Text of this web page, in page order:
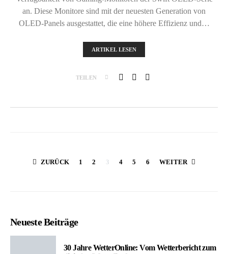
an. Diese Monitore sind mit der neuesten Generation von
OLED-Panels ausgestattet, die eine höhere Effizienz und…
ARTIKEL LESEN
TEILEN
ZURÜCK 1 2 3 4 5 6 WEITER
Neueste Beiträge
30 Jahre WetterOnline: Vom Wetterbericht zum